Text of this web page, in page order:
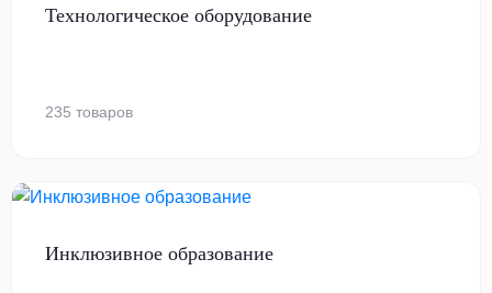
Технологическое оборудование
235 товаров
Инклюзивное образование